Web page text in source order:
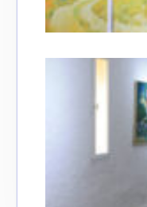
Prénom
Statut / Organisation
J'accepte les